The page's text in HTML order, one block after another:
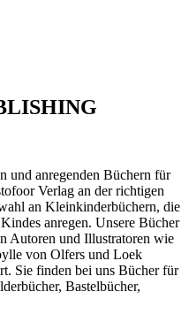
und anregenden Büchern für
Verlag an der richtigen
an Kleinkinderbüchern, die
anregen. Unsere Bücher
Autoren und Illustratoren wie
von Olfers und Loek
Sie finden bei uns Bücher für
Bastelbücher,